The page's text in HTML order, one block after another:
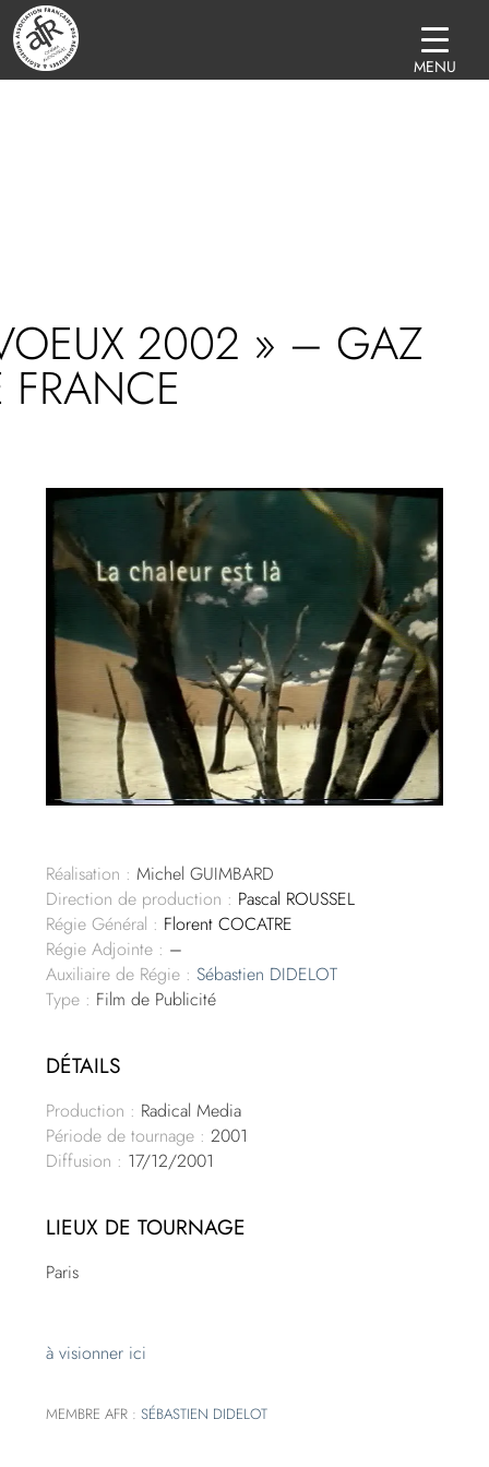
2002 » – GAZ
FRANCE
Réalisation : Michel GUIMBARD
Direction de production : Pascal ROUSSEL
Régie Général : Florent COCATRE
Régie Adjointe : –
Auxiliaire de Régie : Sébastien DIDELOT
Type : Film de Publicité
DÉTAILS
Production : Radical Media
Période de tournage : 2001
Diffusion : 17/12/2001
LIEUX DE TOURNAGE
Paris
à visionner ici
MEMBRE AFR :SÉBASTIEN DIDELOT
MENU